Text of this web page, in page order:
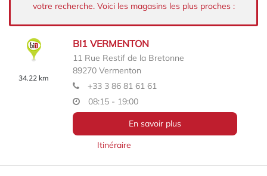
votre recherche. Voici les magasins les plus proches :
34.22 km
BI1 VERMENTON
11 Rue Restif de la Bretonne
89270 Vermenton
+33 3 86 81 61 61
08:15 - 19:00
En savoir plus
Itinéraire